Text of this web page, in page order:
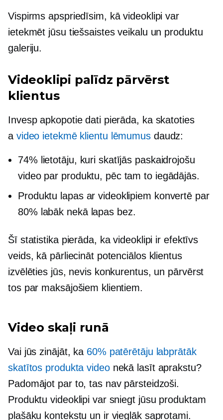
Vispirms apspriedīsim, kā videoklipi var
ietekmēt jūsu tiešsaistes veikalu un produktu
galeriju.
Videoklipi palīdz pārvērst
klientus
Invesp apkopotie dati pierāda, ka skatoties
a video ietekmē klientu lēmumusdaudz:
74% lietotāju, kuri skatījās paskaidrojošu
video par produktu, pēc tam to iegādājās.
Produktu lapas ar videoklipiem konvertē par
80% labāk nekā lapas bez.
Šī statistika pierāda, ka videoklipi ir efektīvs
veids, kā pārliecināt potenciālos klientus
izvēlēties jūs, nevis konkurentus, un pārvērst
tos par maksājošiem klientiem.
Video skaļi runā
Vai jūs zinājāt, ka 60% patērētāju labprātāk
skatītos produkta videonekā lasīt aprakstu?
Padomājot par to, tas nav pārsteidzoši.
Produktu videoklipi var sniegt jūsu produktam
plašāku kontekstu un ir vieglāk saprotami.